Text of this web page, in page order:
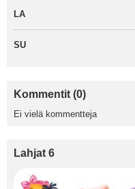
LA
SU
Kommentit (0)
Ei vielä kommentteja
Lahjat 6